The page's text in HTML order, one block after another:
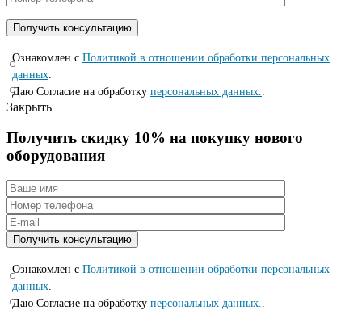
Ознакомлен с Политикой в отношении обработки персональных
данных
Даю Согласие на обработку персональных данных.
Закрыть
Получить скидку 10% на покупку нового
оборудования
Ознакомлен с Политикой в отношении обработки персональных
данных
Даю Согласие на обработку персональных данных.